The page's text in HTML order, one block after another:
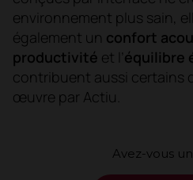
environnement plus sain,
également un confort
productivité et l’équilibre
contribuent aussi certains
œuvre par Actiu.
Avez-vous